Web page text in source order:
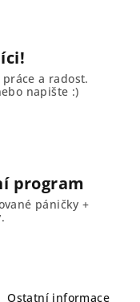
a radost.
napište :)
program
páničky +
Ostatní informace